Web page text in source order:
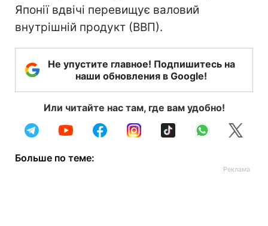
Японії вдвічі перевищує валовий
внутрішній продукт (ВВП).
Не упустите главное! Подпишитесь на
наши обновления в Google!
Или читайте нас там, где вам удобно!
Больше по теме: